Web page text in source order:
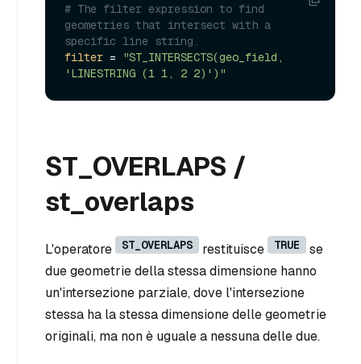
# The filter expression to find
geometries that intersect with a
specific line string.
filter =
"ST_INTERSECTS(geo_field,
'LINESTRING (1 1, 2 2)')"
ST_OVERLAPS /
st_overlaps
L'operatore ST_OVERLAPS restituisce TRUE
se
due geometrie della stessa dimensione hanno
un'intersezione parziale, dove l'intersezione
stessa ha la stessa dimensione delle geometrie
originali, ma non è uguale a nessuna delle due.